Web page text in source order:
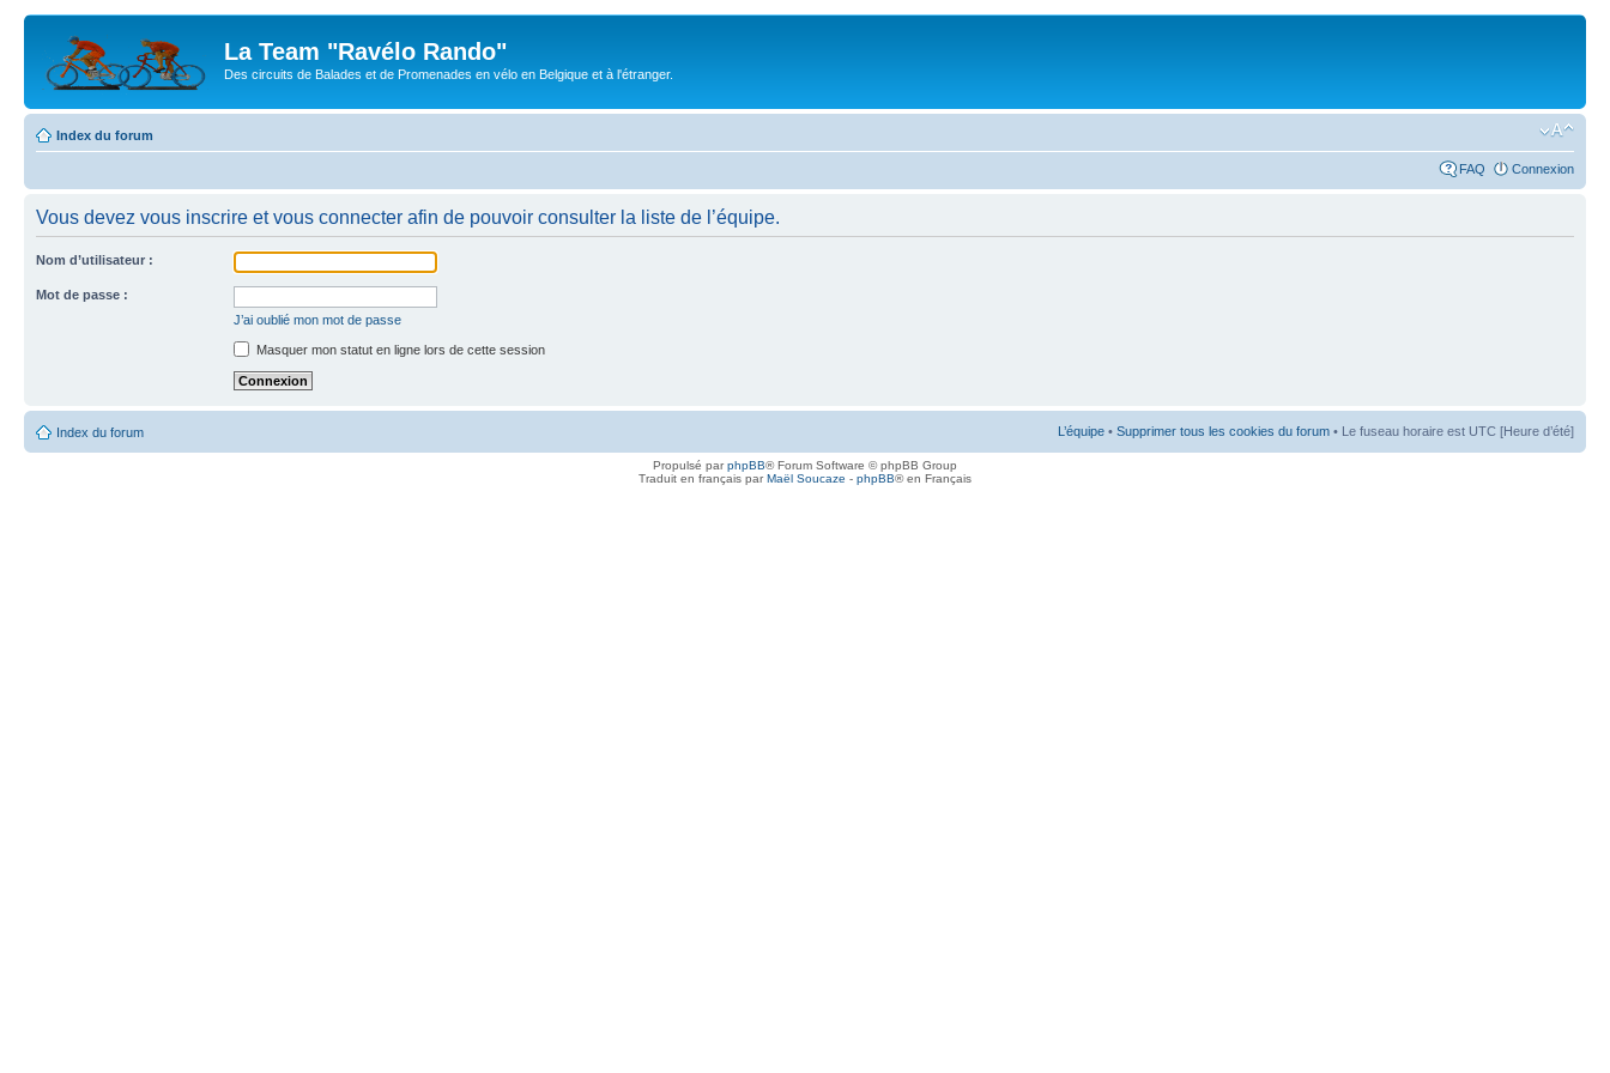
La Team "Ravélo Rando"
Des circuits de Balades et de Promenades en vélo en Belgique et à l'étranger.
Index du forum
FAQ Connexion
Vous devez vous inscrire et vous connecter afin de pouvoir consulter la liste de l’équipe.
Nom d’utilisateur :
Mot de passe :
J’ai oublié mon mot de passe
Masquer mon statut en ligne lors de cette session
Index du forum L’équipe • Supprimer tous les cookies du forum • Le fuseau horaire est UTC [Heure d’été]
Propulsé parphpBB® Forum Software © phpBB Group
Traduit en français parMaël Soucaze - phpBB® en Français